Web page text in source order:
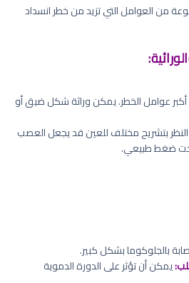
من العوامل التي تزيد من خطر انسداد
أكبر عوامل الخطر. يمكن وراثة شكل ضيق أو
بتشريح مختلف للعين قد يجعل العصب
تحت ضغط طبيعي.
بالجلوكوما بشكل كبير.
يمكن أن تؤثر على الدورة الدموية